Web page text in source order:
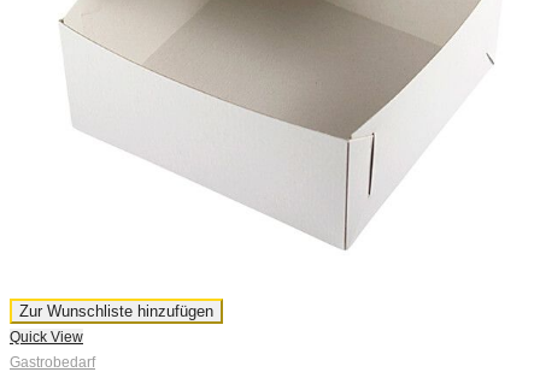
Zur Wunschliste hinzufügen
Quick View
Gastrobedarf